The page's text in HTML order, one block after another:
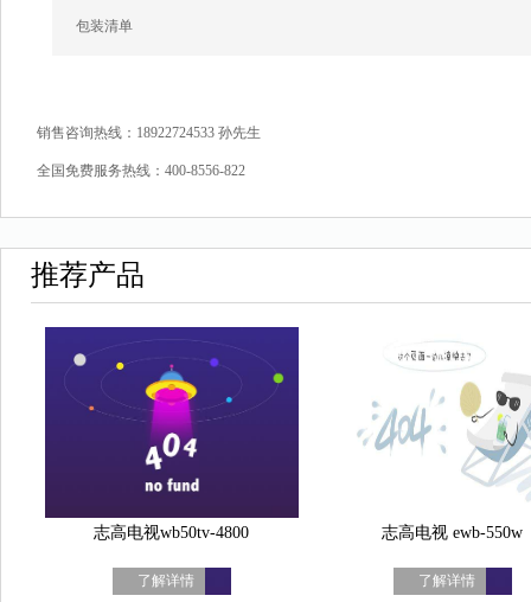
包装清单
销售咨询热线：18922724533 孙先生
全国免费服务热线：400-8556-822
推荐产品
志高电视wb50tv-4800
了解详情
志高电视 ewb-550w
了解详情